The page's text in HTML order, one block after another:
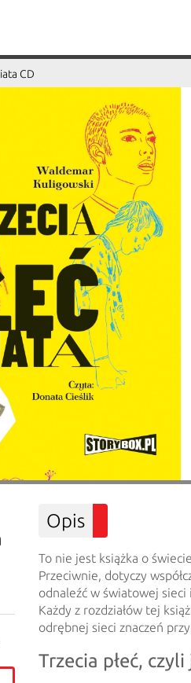
CD
Opis
To nie jest książka o
Przeciwnie, dotyczy
odnaleźć w światowej
Każdy z rozdziałów tej
odrębnej sieci znaczeń
Trzecia płeć, czyli